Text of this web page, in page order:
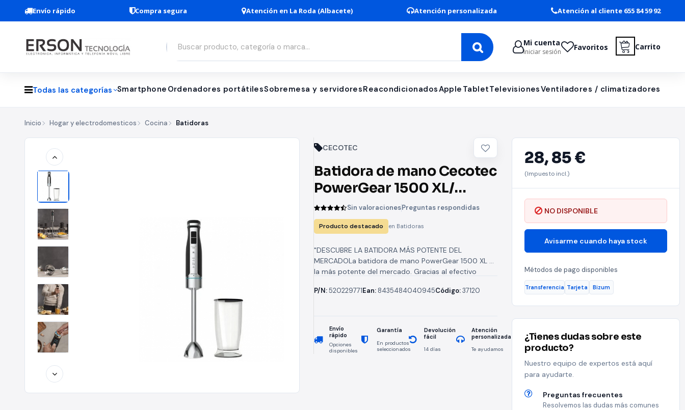
Envío rápido Compra segura Atención en La Roda (Albacete) Atención personalizada Atención al cliente 655 84 59 92
Mi cuenta
Iniciar sesión Favoritos Carrito
Todas las categorías Smartphone Ordenadores portátilesSobremesa y servidoresReacondicionadosApple TabletTelevisionesVentiladores / climatizadores
Inicio Hogar y electrodomesticos Cocina Batidoras
CECOTEC
Batidora de mano Cecotec
PowerGear 1500 XL/
1500W/ 21 Velocidades
Sin valoracionesPreguntas respondidas
Producto destacado en Batidoras
"DESCUBRE LA BATIDORA MÁS POTENTE DEL
MERCADOLa batidora de mano PowerGear 1500 XL es
la más potente del mercado. Gracias al efectivo
P/N:520229771Ean: 8435484040945Código:37120
Envío
rápido
Opciones
disponibles
Garantía
En productos
seleccionados
Devolución
fácil
14 días
Atención
personalizada
Te ayudamos
28,85 €
(Impuesto incl.)
NO DISPONIBLE
Avisarme cuando haya stock
Métodos de pago disponibles
Transferencia Tarjeta Bizum
¿Tienes dudas sobre este
producto?
Nuestro equipo de expertos está aquí
para ayudarte.
Preguntas frecuentes
Resolvemos las dudas más comunes